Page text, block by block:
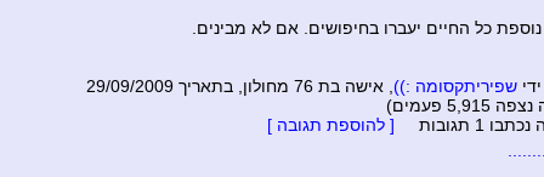
כל החיים יעברו בחיפושים. אם לא מבינים.
שפיריתקסומה :)) , אישה בת 76 מחולון, בתאריך 29/09/2009
פעמים)
1 תגובות
[ להוספת תגובה ]